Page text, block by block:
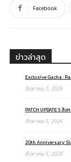
Facebook
ข่าวล่าสุด
Exclusive Gacha :
สิงหาคม 7, 2026
PATCH UPDATE 5
สิงหาคม 5, 2026
20th Anniversary
สิงหาคม 5, 2026